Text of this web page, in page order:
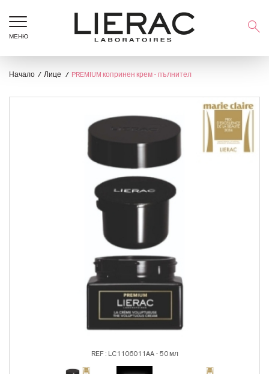
МЕНЮ
Начало Лице PREMIUM копринен крем - пълнител
REF : LC1106011AA - 50 мл